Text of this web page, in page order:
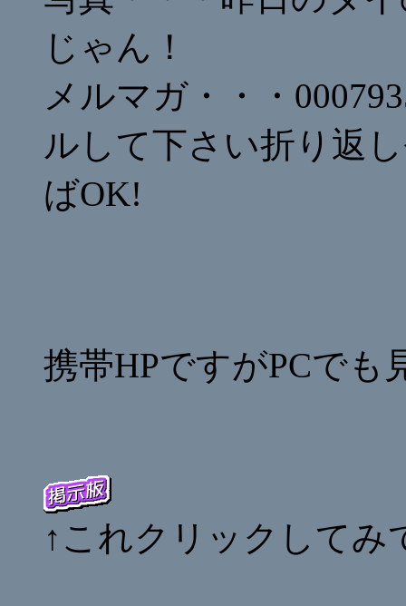
じゃん！
メルマガ・・・
ルして下さい折り返
ばOK!
携帯HPですがPCで
↑これクリックしてみ